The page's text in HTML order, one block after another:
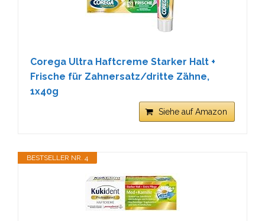
Corega Ultra Haftcreme Starker Halt +
Frische für Zahnersatz/dritte Zähne,
1x40g
Siehe auf Amazon
BESTSELLER NR. 4